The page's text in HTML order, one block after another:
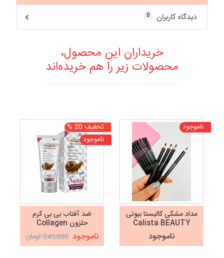
دیدگاه کاربران
0
خریداران این محصول،
محصولات زیر را هم خریده‌اند
ناموجود
مداد مشکی کالیستا بیوتی
Calista BEAUTY
ناموجود
تخفیف 20 %
ناموجود
ضد آفتاب بی بی کرم
حلزون Collagen
ناموجود 245,000 تومان